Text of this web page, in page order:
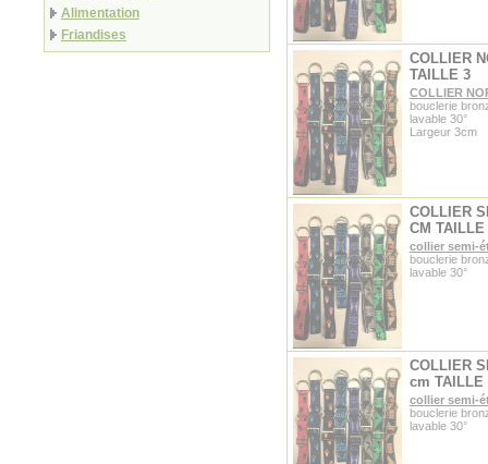
Alimentation
Friandises
COLLIER
TAILLE 3
COLLIER
bouclerie
lavable 30°
Largeur 3cm
COLLIER
CM TAILLE
collier semi-
bouclerie
lavable 30°
COLLIER
cm TAILLE
collier semi-
bouclerie
lavable 30°